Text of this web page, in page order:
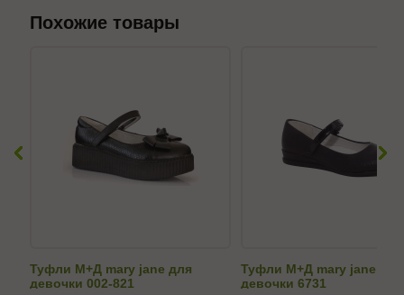
Похожие товары
Туфли М+Д mary jane для
девочки 002-821
Туфли М+Д mary jane для
девочки 6731